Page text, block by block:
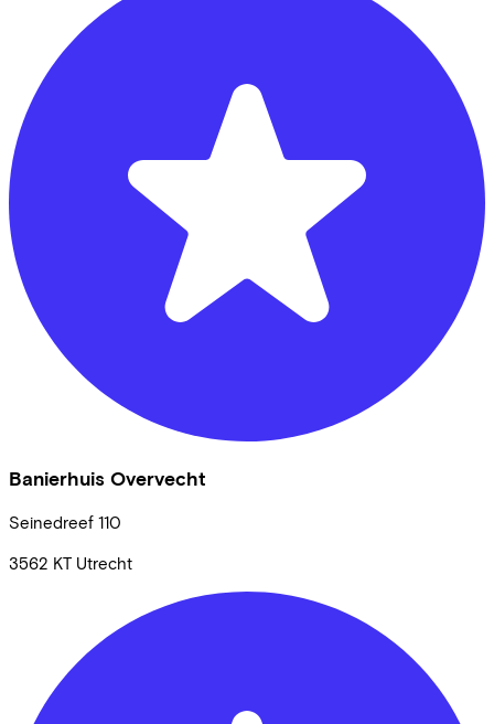
Banierhuis Overvecht
Seinedreef 110
3562 KT Utrecht